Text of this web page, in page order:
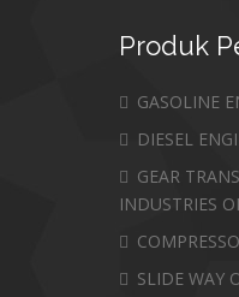
Produk
GASOLINE
DIESEL
GEAR
INDUSTRIES
SLIDE WAY